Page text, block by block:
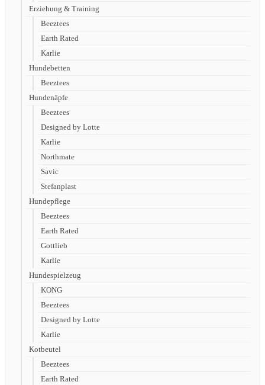
Erziehung & Training
Beeztees
Earth Rated
Karlie
Hundebetten
Beeztees
Hundenäpfe
Beeztees
Designed by Lotte
Karlie
Northmate
Savic
Stefanplast
Hundepflege
Beeztees
Earth Rated
Gottlieb
Karlie
Hundespielzeug
KONG
Beeztees
Designed by Lotte
Karlie
Kotbeutel
Beeztees
Earth Rated